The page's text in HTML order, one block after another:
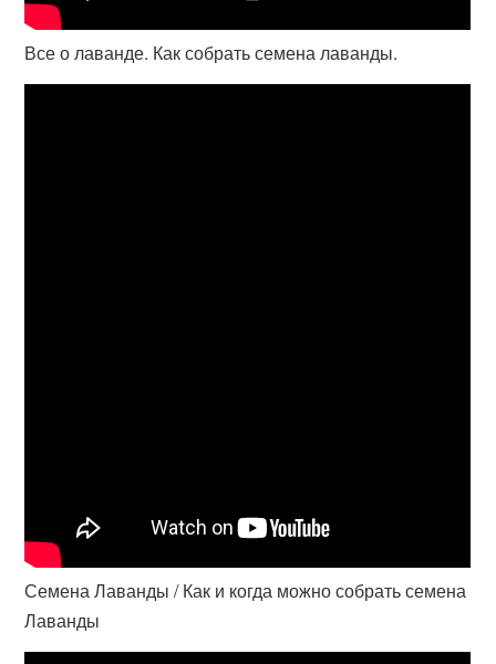
Все о лаванде. Как собрать семена лаванды.
Семена Лаванды / Как и когда можно собрать семена
Лаванды